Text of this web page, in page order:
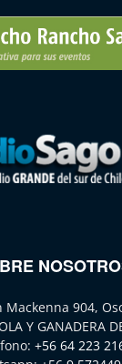
Mackenna 904,
Y GANADERA
+56 64 223